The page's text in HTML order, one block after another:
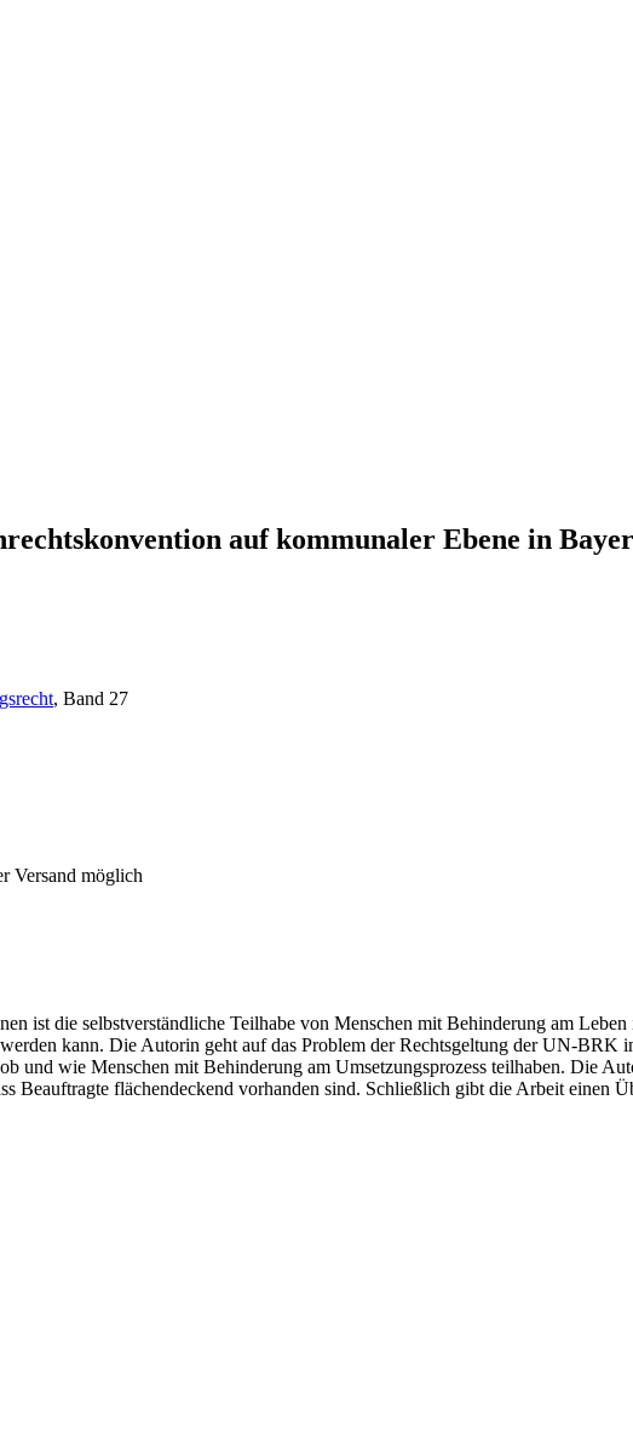
auf kommunaler Ebene in
, Band 27
Versand möglich
ist die selbstverständliche Teilhabe von Menschen mit Behinderung am
kann. Die Autorin geht auf das Problem der Rechtsgeltung der UN-
und wie Menschen mit Behinderung am Umsetzungsprozess teilhaben. Die
Beauftragte flächendeckend vorhanden sind. Schließlich gibt die Arbeit